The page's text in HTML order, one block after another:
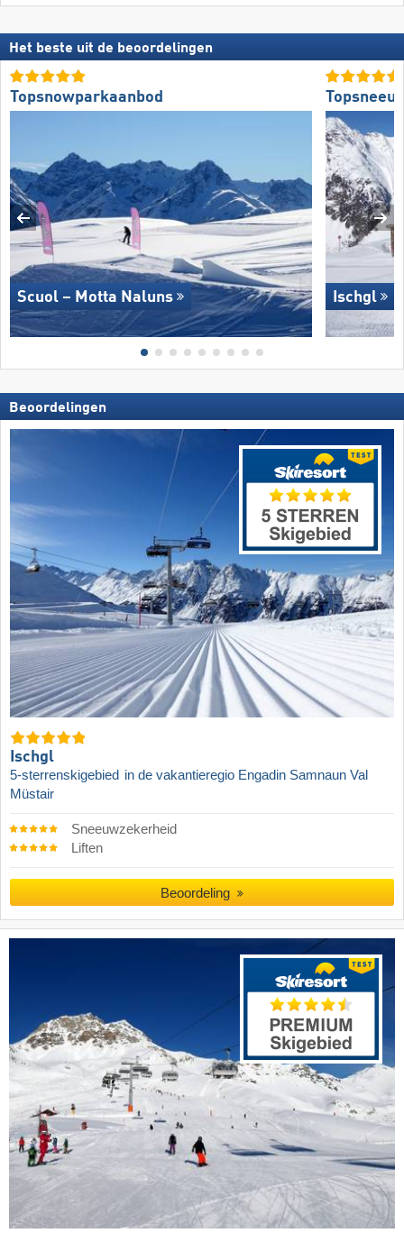
Het beste uit de beoordelingen
Topsnowparkaanbod
Scuol – Motta Naluns Ischgl
Beoordelingen
Ischgl
5-sterrenskigebied in de vakantieregio Engadin Samnaun Val
Müstair
Sneeuwzekerheid
Liften
Beoordeling